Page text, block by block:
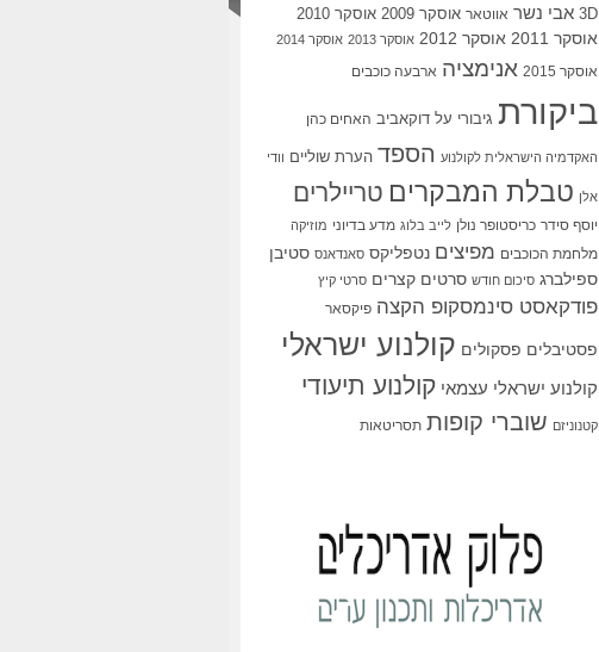
3D אבי נשר אווטאר אוסקר 2009 אוסקר 2010
אוסקר 2011 אוסקר 2012 אוסקר 2013 אוסקר 2014
אוסקר 2015 אנימציה ארבעה כוכבים
ביקורת גיבורי על דוקאביב האחים כהן
האקדמיה הישראלית לקולנוע הספד הערת שוליים וודי
אלן טבלת המבקרים טריילרים
יוסף סידר כריסטופר נולן לייב בלוג מדע בדיוני מוזיקה
מלחמת הכוכבים מפיצים נטפליקס סאנדאנס סטיבן
ספילברג סיכום חודש סרטים קצרים סרטי קיץ
פודקאסט סינמסקופ הקצה פיקסאר
פסטיבלים פסקולים קולנוע ישראלי
קולנוע ישראלי עצמאי קולנוע תיעודי
קטנוניזם שוברי קופות תסריטאות